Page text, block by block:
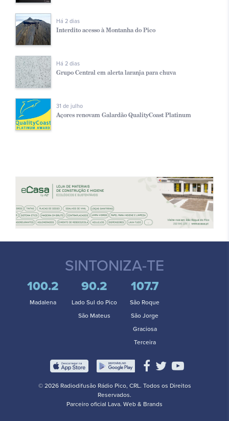
Há 2 dias
Interdito acesso à Montanha do Pico
Há 2 dias
Grupo Central em alerta laranja para chuva
31 de julho
Açores renovam Galardão QualityCoast Platinum
SINTONIZA-TE
100.2
Madalena
90.2
Lado Sul do Pico
São Mateus
107.7
São Roque
São Jorge
Graciosa
Terceira
© 2026 Radiodifusão Rádio Pico, CRL. Todos os Direitos
Reservados.
Parceiro oficial Lava. Web & Brands